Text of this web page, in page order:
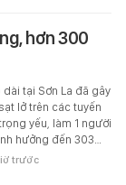
hơn 300
dài tại Sơn La đã gây
lở trên các tuyến
yếu, làm 1 người
hưởng đến 303…
trước